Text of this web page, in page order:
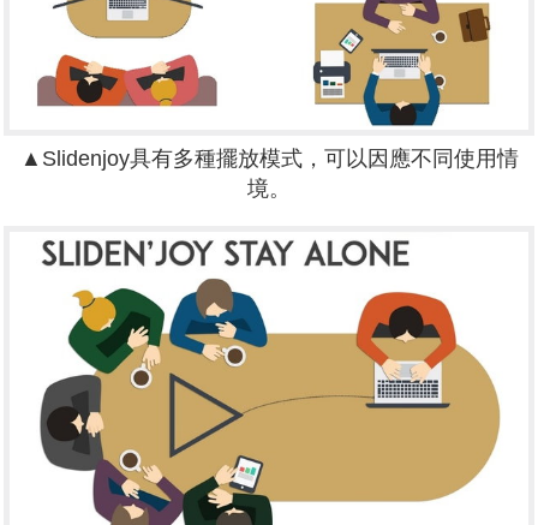
▲Slidenjoy具有多種擺放模式，可以因應不同使用情
境。